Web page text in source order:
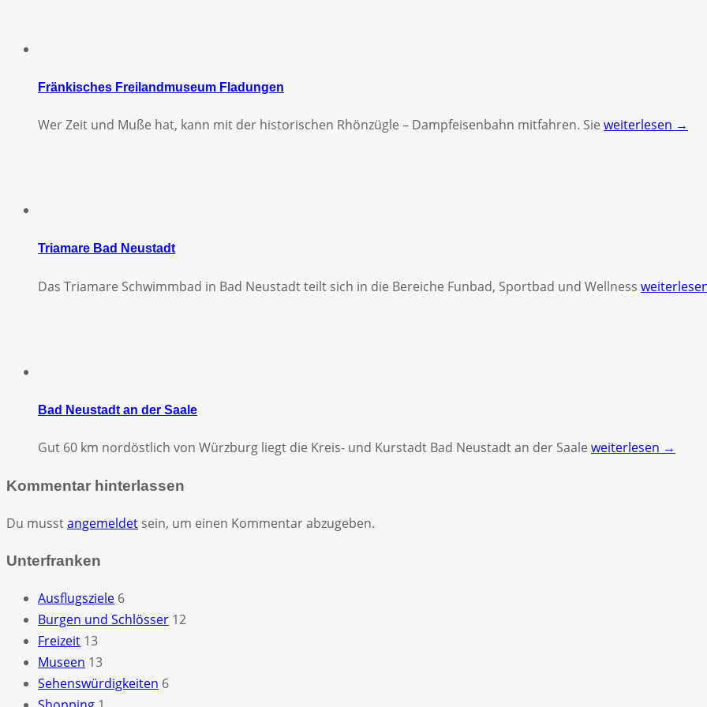
Fränkisches Freilandmuseum Fladungen
Wer Zeit und Muße hat, kann mit der historischen Rhönzügle – Dampfeisenbahn mitfahren. Sie weiterlesen →
Triamare Bad Neustadt
Das Triamare Schwimmbad in Bad Neustadt teilt sich in die Bereiche Funbad, Sportbad und Wellness
Bad Neustadt an der Saale
Gut 60 km nordöstlich von Würzburg liegt die Kreis- und Kurstadt Bad Neustadt an der Saale weiterlesen →
Kommentar hinterlassen
Du musstangemeldet sein, um einen Kommentar abzugeben.
Unterfranken
Ausflugsziele 6
Burgen und Schlösser 12
Freizeit 13
Museen 13
Sehenswürdigkeiten 6